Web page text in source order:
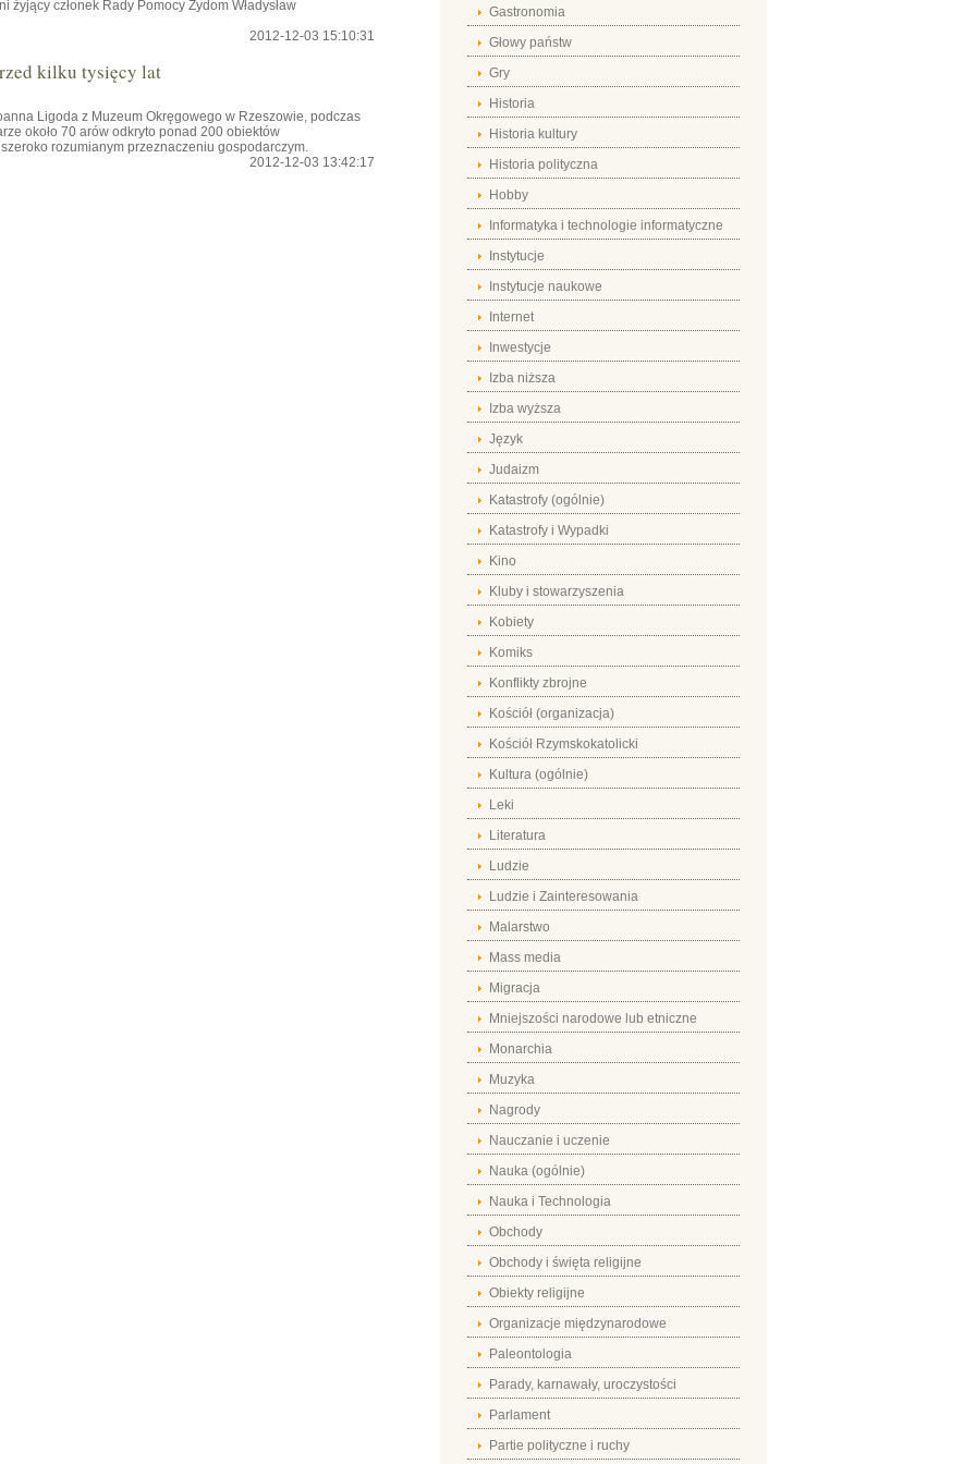
członek Rady Pomocy Żydom Władysław
2012-12-03 15:10:31
kilku tysięcy lat
Ligoda z Muzeum Okręgowego w Rzeszowie, podczas
około 70 arów odkryto ponad 200 obiektów
rozumianym przeznaczeniu gospodarczym.
2012-12-03 13:42:17
Gastronomia
Głowy państw
Gry
Historia
Historia kultury
Historia polityczna
Hobby
Informatyka i technologie informatyczne
Instytucje
Instytucje naukowe
Internet
Inwestycje
Izba niższa
Izba wyższa
Język
Judaizm
Katastrofy (ogólnie)
Katastrofy i Wypadki
Kino
Kluby i stowarzyszenia
Kobiety
Komiks
Konflikty zbrojne
Kościół (organizacja)
Kościół Rzymskokatolicki
Kultura (ogólnie)
Leki
Literatura
Ludzie
Ludzie i Zainteresowania
Malarstwo
Mass media
Migracja
Mniejszości narodowe lub etniczne
Monarchia
Muzyka
Nagrody
Nauczanie i uczenie
Nauka (ogólnie)
Nauka i Technologia
Obchody
Obchody i święta religijne
Obiekty religijne
Organizacje międzynarodowe
Paleontologia
Parady, karnawały, uroczystości
Parlament
Partie polityczne i ruchy